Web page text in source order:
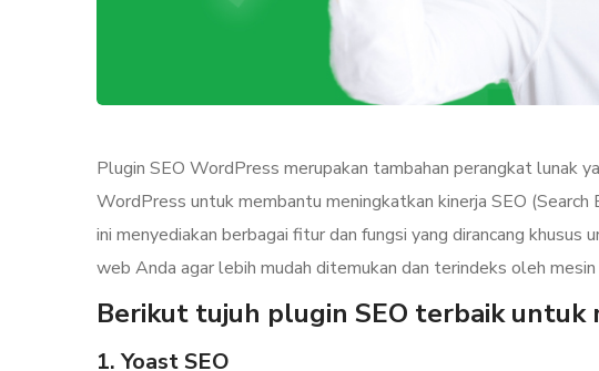
Plugin SEO WordPress merupakan tambahan perangkat lunak
WordPress untuk membantu meningkatkan kinerja SEO
ini menyediakan berbagai fitur dan fungsi yang dirancang
web Anda agar lebih mudah ditemukan dan terindeks oleh
Berikut tujuh plugin SEO terbaik
1. Yoast SEO